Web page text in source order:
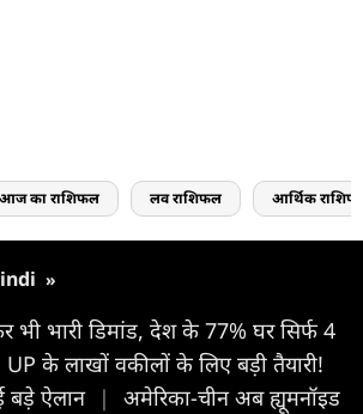
आज का राशिफल लव राशिफल आर्थिक
»
भारी डिमांड, देश के 77% घर सिर्फ 4
UP के लाखों वकीलों के लिए बड़ी तैयारी!
बड़े ऐलान |
अमेरिका-चीन अब ह्यूमनॉइड